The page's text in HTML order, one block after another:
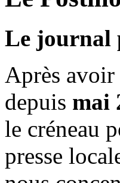
Le journal
Après
depuis mai
le créneau
presse